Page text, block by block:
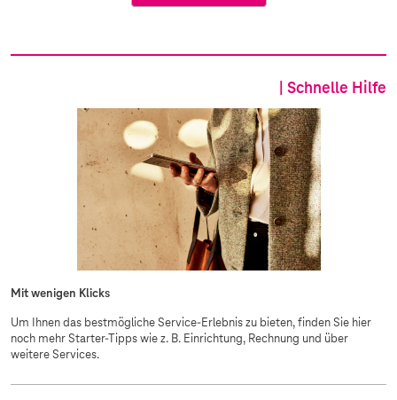
| Schnelle Hilfe
Mit wenigen Klicks
Um Ihnen das bestmögliche Service-Erlebnis zu bieten, finden Sie hier
noch mehr Starter-Tipps wie z. B. Einrichtung, Rechnung und über
weitere Services.